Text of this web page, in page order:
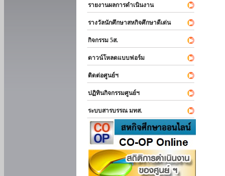
รายงานผลการดำเนินงาน
รางวัลนักศึกษาสหกิจศึกษาดีเด่น
กิจกรรม 5ส.
ดาวน์โหลดแบบฟอร์ม
ติดต่อศูนย์ฯ
ปฏิทินกิจกรรมศูนย์ฯ
ระบบสารบรรณ มทส.